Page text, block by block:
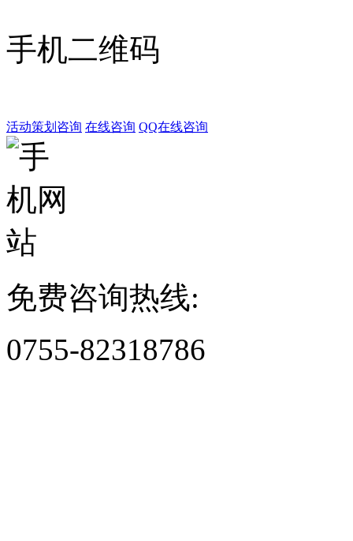
手机二维码
活动策划咨询 在线咨询 QQ在线咨询
免费咨询热线:
0755-82318786